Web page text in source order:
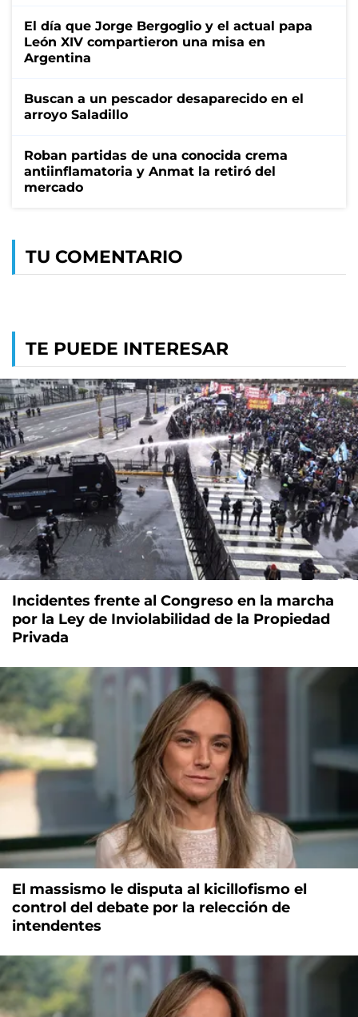
El día que Jorge Bergoglio y el actual papa
León XIV compartieron una misa en
Argentina
Buscan a un pescador desaparecido en el
arroyo Saladillo
Roban partidas de una conocida crema
antiinflamatoria y Anmat la retiró del
mercado
TU COMENTARIO
TE PUEDE INTERESAR
Incidentes frente al Congreso en la marcha
por la Ley de Inviolabilidad de la Propiedad
Privada
El massismo le disputa al kicillofismo el
control del debate por la relección de
intendentes